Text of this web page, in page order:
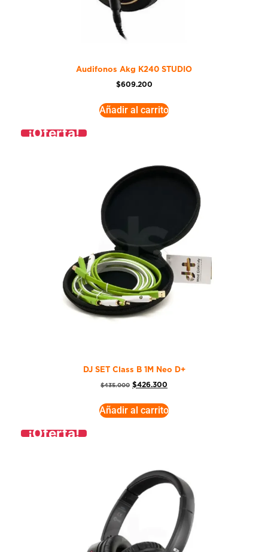
Audifonos Akg K240 STUDIO
$609.200
Añadir al carrito
¡Oferta!
DJ SET Class B 1M Neo D+
$435.000 $426.300
Añadir al carrito
¡Oferta!